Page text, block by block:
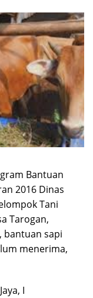
Bantuan
2016 Dinas
Tani
Tarogan,
bantuan sapi
menerima,
I